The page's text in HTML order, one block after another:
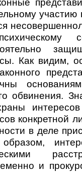
Как видим,
обвинения.
конкретной
в деле
и